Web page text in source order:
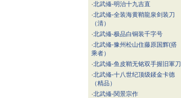
·北武偹-明治十九吉直
·北武偹-全装海黄鞘龍泉剑装刀
（清）
·北武偹-极品白铜装千字号
·北武偹-豫州松山住藤原国辉(搭
乘者）
·北武偹-鱼皮鞘无铭双手握旧軍刀
·北武偹-十八世纪顶级錽金卡德
（精品）
·北武偹-関景宗作